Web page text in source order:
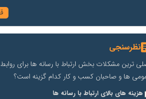
نظرسنجی
ترین مشکلات بخش ارتباط با رسانه ها برای روابط
ها و صاحبان کسب و کار کدام گزینه است؟
هزینه های بالای ارتباط با رسانه ها